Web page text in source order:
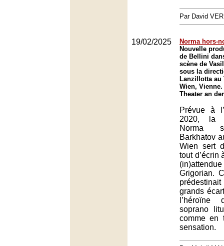
Par David
19/02/2025
Norma hors-
Nouvelle
de Bellini
scène de
sous la
Lanzillotta au
Wien, Vienne.
Theater an
Prévue à
2020, la
Norma
Barkhatov
Wien sert
tout d’écrin
Grigorian.
grands
soprano
comme en
sensation.